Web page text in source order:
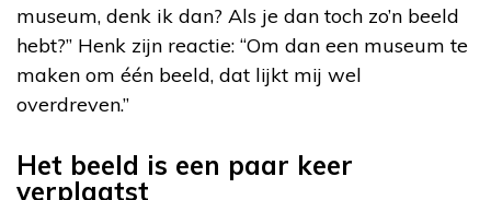
museum, denk ik dan? Als je dan toch zo’n beeld
hebt?” Henk zijn reactie: “Om dan een museum te
maken om één beeld, dat lijkt mij wel
overdreven.”
Het beeld is een paar keer
verplaatst